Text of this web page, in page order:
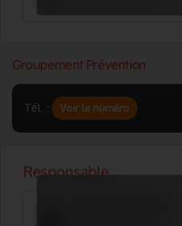
Groupement Prévention
Tél. : Voir le numéro